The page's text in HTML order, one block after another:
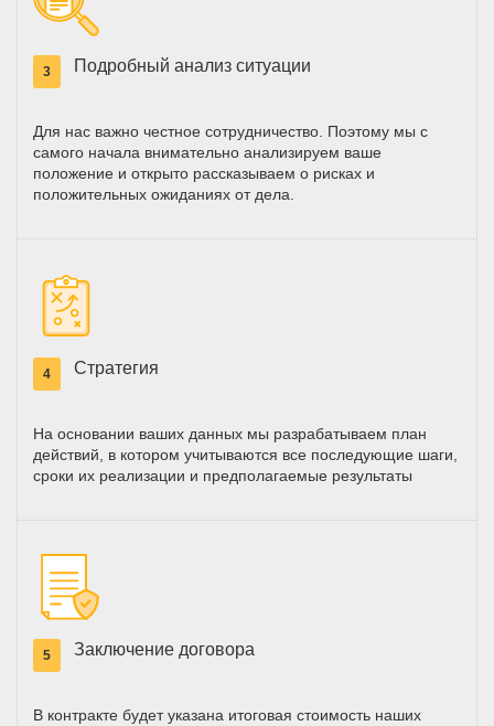
3 Подробный анализ ситуации
Для нас важно честное сотрудничество. Поэтому мы с
самого начала внимательно анализируем ваше
положение и открыто рассказываем о рисках и
положительных ожиданиях от дела.
4 Стратегия
На основании ваших данных мы разрабатываем план
действий, в котором учитываются все последующие шаги,
сроки их реализации и предполагаемые результаты
5 Заключение договора
В контракте будет указана итоговая стоимость наших